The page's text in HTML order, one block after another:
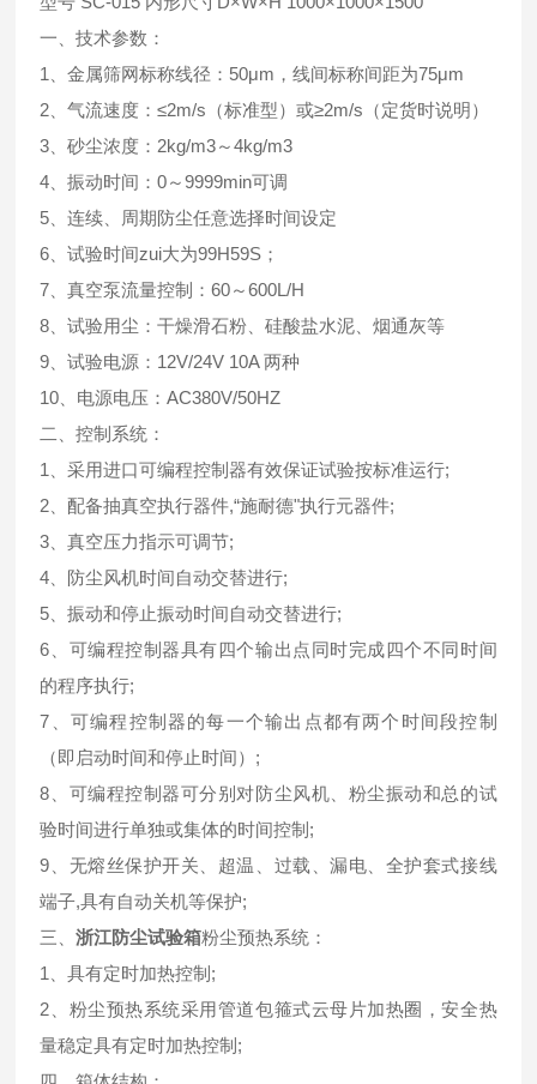
一、技术参数：
1、金属筛网标称线径：50μm，线间标称间距为75μm
2、气流速度：≤2m/s（标准型）或≥2m/s（定货时说明）
3、砂尘浓度：2kg/m3～4kg/m3
4、振动时间：0～9999min可调
5、连续、周期防尘任意选择时间设定
6、试验时间zui大为99H59S；
7、真空泵流量控制：60～600L/H
8、试验用尘：干燥滑石粉、硅酸盐水泥、烟通灰等
9、试验电源：12V/24V 10A 两种
10、电源电压：AC380V/50HZ
二、控制系统：
1、采用进口可编程控制器有效保证试验按标准运行;
2、配备抽真空执行器件,“施耐德"执行元器件;
3、真空压力指示可调节;
4、防尘风机时间自动交替进行;
5、振动和停止振动时间自动交替进行;
6、可编程控制器具有四个输出点同时完成四个不同时间
的程序执行;
7、可编程控制器的每一个输出点都有两个时间段控制
（即启动时间和停止时间）;
8、可编程控制器可分别对防尘风机、粉尘振动和总的试
验时间进行单独或集体的时间控制;
9、无熔丝保护开关、超温、过载、漏电、全护套式接线
端子,具有自动关机等保护;
三、浙江防尘试验箱粉尘预热系统：
1、具有定时加热控制;
2、粉尘预热系统采用管道包箍式云母片加热圈，安全热
量稳定具有定时加热控制;